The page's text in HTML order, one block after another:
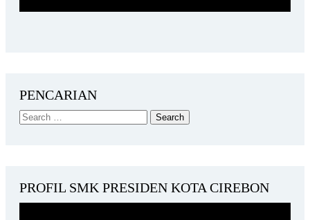
PENCARIAN
PROFIL SMK PRESIDEN KOTA CIREBON